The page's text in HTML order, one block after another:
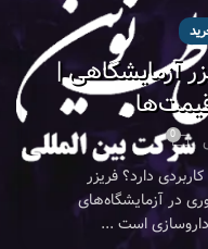
آزمایشگاهی |
0
دارد؟ فریزر
در آزمایشگاه‌های
است ...